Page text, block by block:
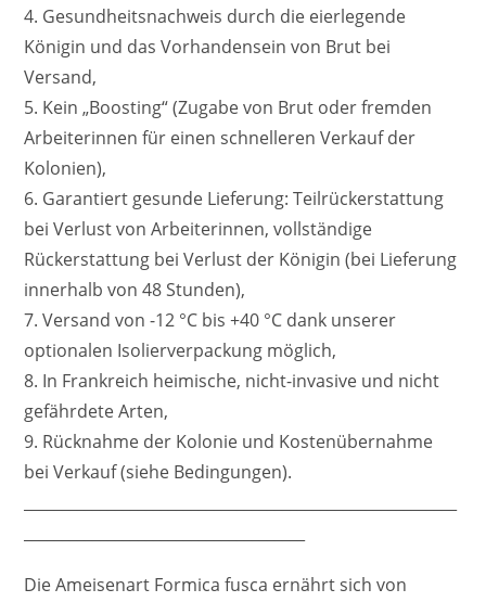
4. Gesundheitsnachweis durch die eierlegende
Königin und das Vorhandensein von Brut bei
Versand,
5. Kein „Boosting“ (Zugabe von Brut oder fremden
Arbeiterinnen für einen schnelleren Verkauf der
Kolonien),
6. Garantiert gesunde Lieferung: Teilrückerstattung
bei Verlust von Arbeiterinnen, vollständige
Rückerstattung bei Verlust der Königin (bei Lieferung
innerhalb von 48 Stunden),
7. Versand von -12 °C bis +40 °C dank unserer
optionalen Isolierverpackung möglich,
8. In Frankreich heimische, nicht-invasive und nicht
gefährdete Arten,
9. Rücknahme der Kolonie und Kostenübernahme
bei Verkauf (siehe Bedingungen).
Die Ameisenart Formica fusca ernährt sich von